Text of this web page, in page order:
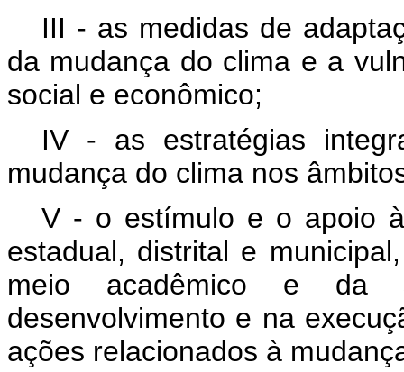
III - as medidas de
da mudança do clima e a
social e econômico;
IV - as estratégias
mudança do clima nos
V - o estímulo e o apoio
estadual, distrital e
meio acadêmico e da
desenvolvimento e na
ações relacionados à